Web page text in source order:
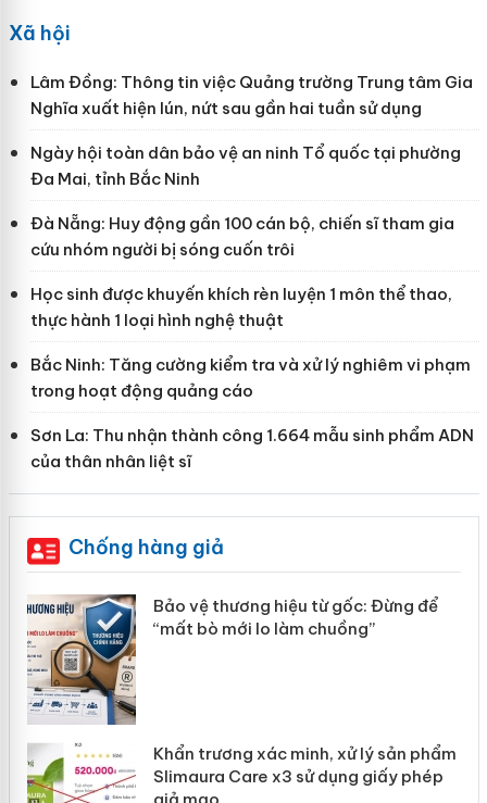
Xã hội
Lâm Đồng: Thông tin việc Quảng trường Trung tâm Gia
Nghĩa xuất hiện lún, nứt sau gần hai tuần sử dụng
Ngày hội toàn dân bảo vệ an ninh Tổ quốc tại phường
Đa Mai, tỉnh Bắc Ninh
Đà Nẵng: Huy động gần 100 cán bộ, chiến sĩ tham gia
cứu nhóm người bị sóng cuốn trôi
Học sinh được khuyến khích rèn luyện 1 môn thể thao,
thực hành 1 loại hình nghệ thuật
Bắc Ninh: Tăng cường kiểm tra và xử lý nghiêm vi phạm
trong hoạt động quảng cáo
Sơn La: Thu nhận thành công 1.664 mẫu sinh phẩm ADN
của thân nhân liệt sĩ
Chống hàng giả
Bảo vệ thương hiệu từ gốc: Đừng để
“mất bò mới lo làm chuồng”
Khẩn trương xác minh, xử lý sản phẩm
Slimaura Care x3 sử dụng giấy phép
giả mạo